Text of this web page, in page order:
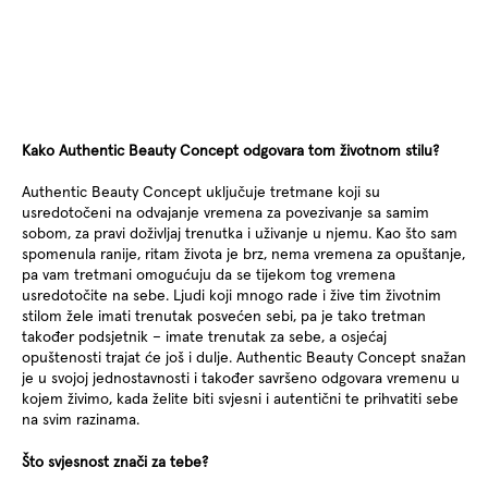
Kako Authentic Beauty Concept odgovara tom životnom stilu?
Authentic Beauty Concept uključuje tretmane koji su
usredotočeni na odvajanje vremena za povezivanje sa samim
sobom, za pravi doživljaj trenutka i uživanje u njemu. Kao što sam
spomenula ranije, ritam života je brz, nema vremena za opuštanje,
pa vam tretmani omogućuju da se tijekom tog vremena
usredotočite na sebe. Ljudi koji mnogo rade i žive tim životnim
stilom žele imati trenutak posvećen sebi, pa je tako tretman
također podsjetnik – imate trenutak za sebe, a osjećaj
opuštenosti trajat će još i dulje. Authentic Beauty Concept snažan
je u svojoj jednostavnosti i također savršeno odgovara vremenu u
kojem živimo, kada želite biti svjesni i autentični te prihvatiti sebe
na svim razinama.
Što svjesnost znači za tebe?